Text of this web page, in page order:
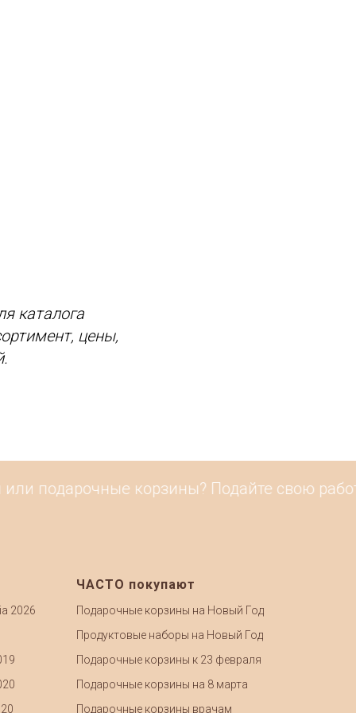
каталога
цены,
корзины? Подайте свою
2026
ЧАСТО покупают
Подарочные корзины на Новый Год
Продуктовые наборы на Новый Год
Подарочные корзины к 23 февраля
Подарочные корзины на 8 марта
Подарочные корзины врачам